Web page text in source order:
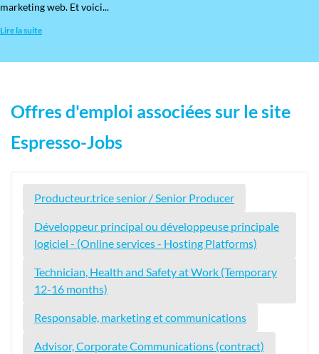
marketing web. Et voici...
Lire la suite
Offres d'emploi associées sur le site
Espresso-Jobs
Producteur.trice senior / Senior Producer
Développeur principal ou développeuse principale
logiciel - (Online services - Hosting Platforms)
Technician, Health and Safety at Work (Temporary
12-16 months)
Responsable, marketing et communications
Advisor, Corporate Communications (contract)